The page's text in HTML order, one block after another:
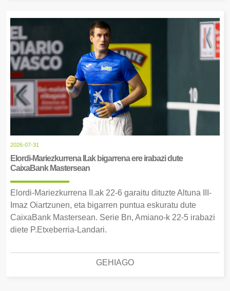
2026-07-31
Elordi-Mariezkurrena II.ak bigarrena ere irabazi dute
CaixaBank Mastersean
Elordi-Mariezkurrena II.ak 22-6 garaitu dituzte Altuna III-
Imaz Oiartzunen, eta bigarren puntua eskuratu dute
CaixaBank Mastersean. Serie Bn, Amiano-k 22-5 irabazi
diete P.Etxeberria-Landari.
GEHIAGO